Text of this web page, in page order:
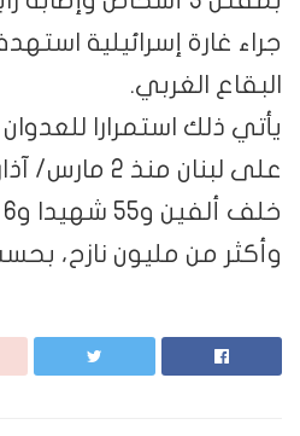
جراء غارة إسرائيلية
البقاع الغربي.
يأتي ذلك استمرارا
على لبنان منذ
وأكثر من مليون نازح،